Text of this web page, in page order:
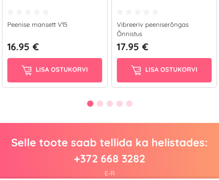
Peenise mansett V15
16.95 €
LISA OSTUKORVI
Vibreeriv peeniserõngas
Õnnistus
17.95 €
LISA OSTUKORVI
Selle toote saab tellida ka helistades:
+372 668 3282
E-R